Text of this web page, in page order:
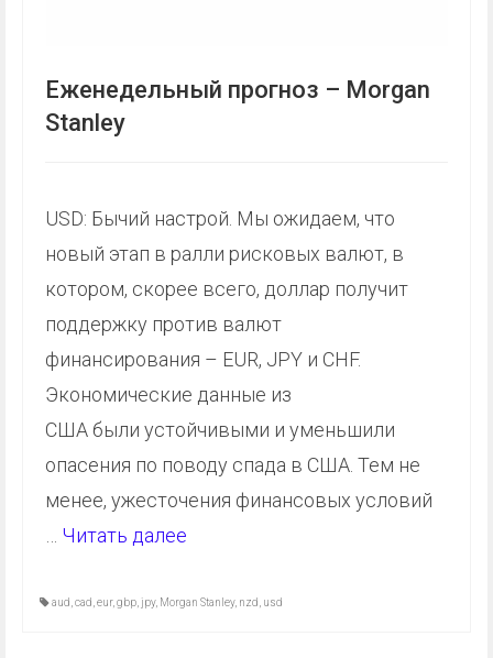
Еженедельный прогноз – Morgan
Stanley
USD: Бычий настрой. Мы ожидаем, что
новый этап в ралли рисковых валют, в
котором, скорее всего, доллар получит
поддержку против валют
финансирования – EUR, JPY и CHF.
Экономические данные из
США были устойчивыми и уменьшили
опасения по поводу спада в США. Тем не
менее, ужесточения финансовых условий
Читать далее
aud cad eur, gbp jpy, Morgan Stanley, nzd usd